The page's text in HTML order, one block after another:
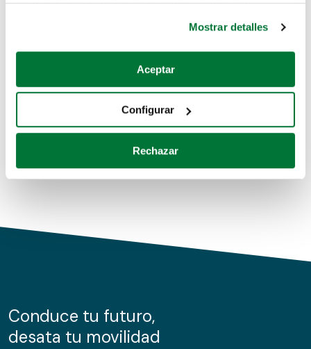
Si lo permite, también quisiéramos:
Recopilar información sobre su ubicación geográfica
Identificar su dispositivo analizándolo activamente
para buscar características específicas (huellas
Obtenga más información sobre cómo se procesan sus
de cookies.
información sobre el uso que haga del sitio web con
nuestros partners de redes sociales, publicidad y análisis
Mostrar detalles
Aceptar
Configurar
Rechazar
Coches de segunda mano
Coches de km0
Conduce tu futuro,
desata tu movilidad